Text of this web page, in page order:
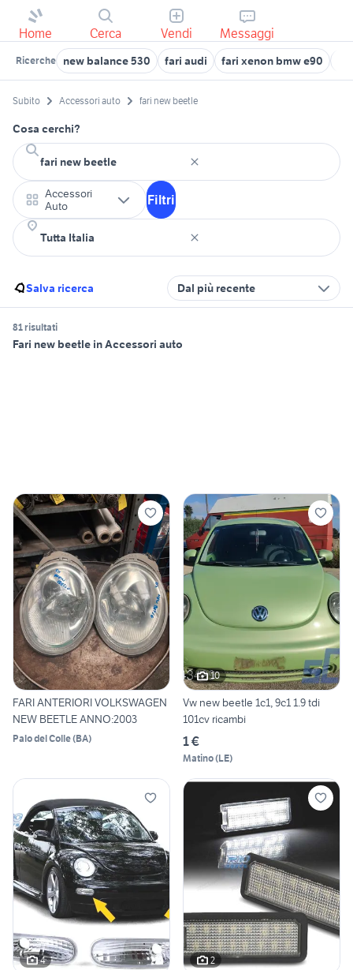
Home Cerca Vendi Messaggi
Ricerche new balance 530 fari audi fari xenon bmw e90
Subito Accessori auto fari new beetle
Cosa cerchi?
Accessori
Auto
Filtri
Salva ricerca Dal più recente
81 risultati
Fari new beetle in Accessori auto
FARI ANTERIORI VOLKSWAGEN
NEW BEETLE ANNO:2003
Palo del Colle(BA)
10
Vw new beetle 1c1, 9c1 1.9 tdi
101cv ricambi
1 €
Matino(LE)
4 2